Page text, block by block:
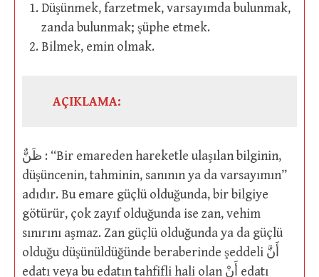
Düşünmek, farzetmek, varsayımda bulunmak,
zanda bulunmak; şüphe etmek.
Bilmek, emin olmak.
AÇIKLAMA:
ظَنٌّ : “Bir emareden hareketle ulaşılan bilginin,
düşüncenin, tahminin, sanının ya da varsayımın”
adıdır. Bu emare güçlü olduğunda, bir bilgiye
götürür, çok zayıf olduğunda ise zan, vehim
sınırını aşmaz. Zan güçlü olduğunda ya da güçlü
olduğu düşünüldüğünde beraberinde şeddeli أَنَّ
edatı veya bu edatın tahfifli hali olan أَنْ edatı